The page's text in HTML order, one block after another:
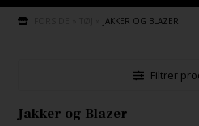
JAKKER OG BLAZER
Filtrer
Jakker og Blazer